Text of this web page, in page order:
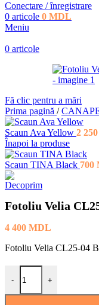
Conectare / înregistrare
0 articole 0 MDL
Meniu
0 articole
Fă clic pentru a mări
Prima pagină /
Scaun Ava Yellow 2 250
Înapoi la produse
Scaun TINA Black 700
Fotoliu Velia
4 400 MDL
Fotoliu Velia CL25-04
-
Cantitate Fotoliu Velia
+